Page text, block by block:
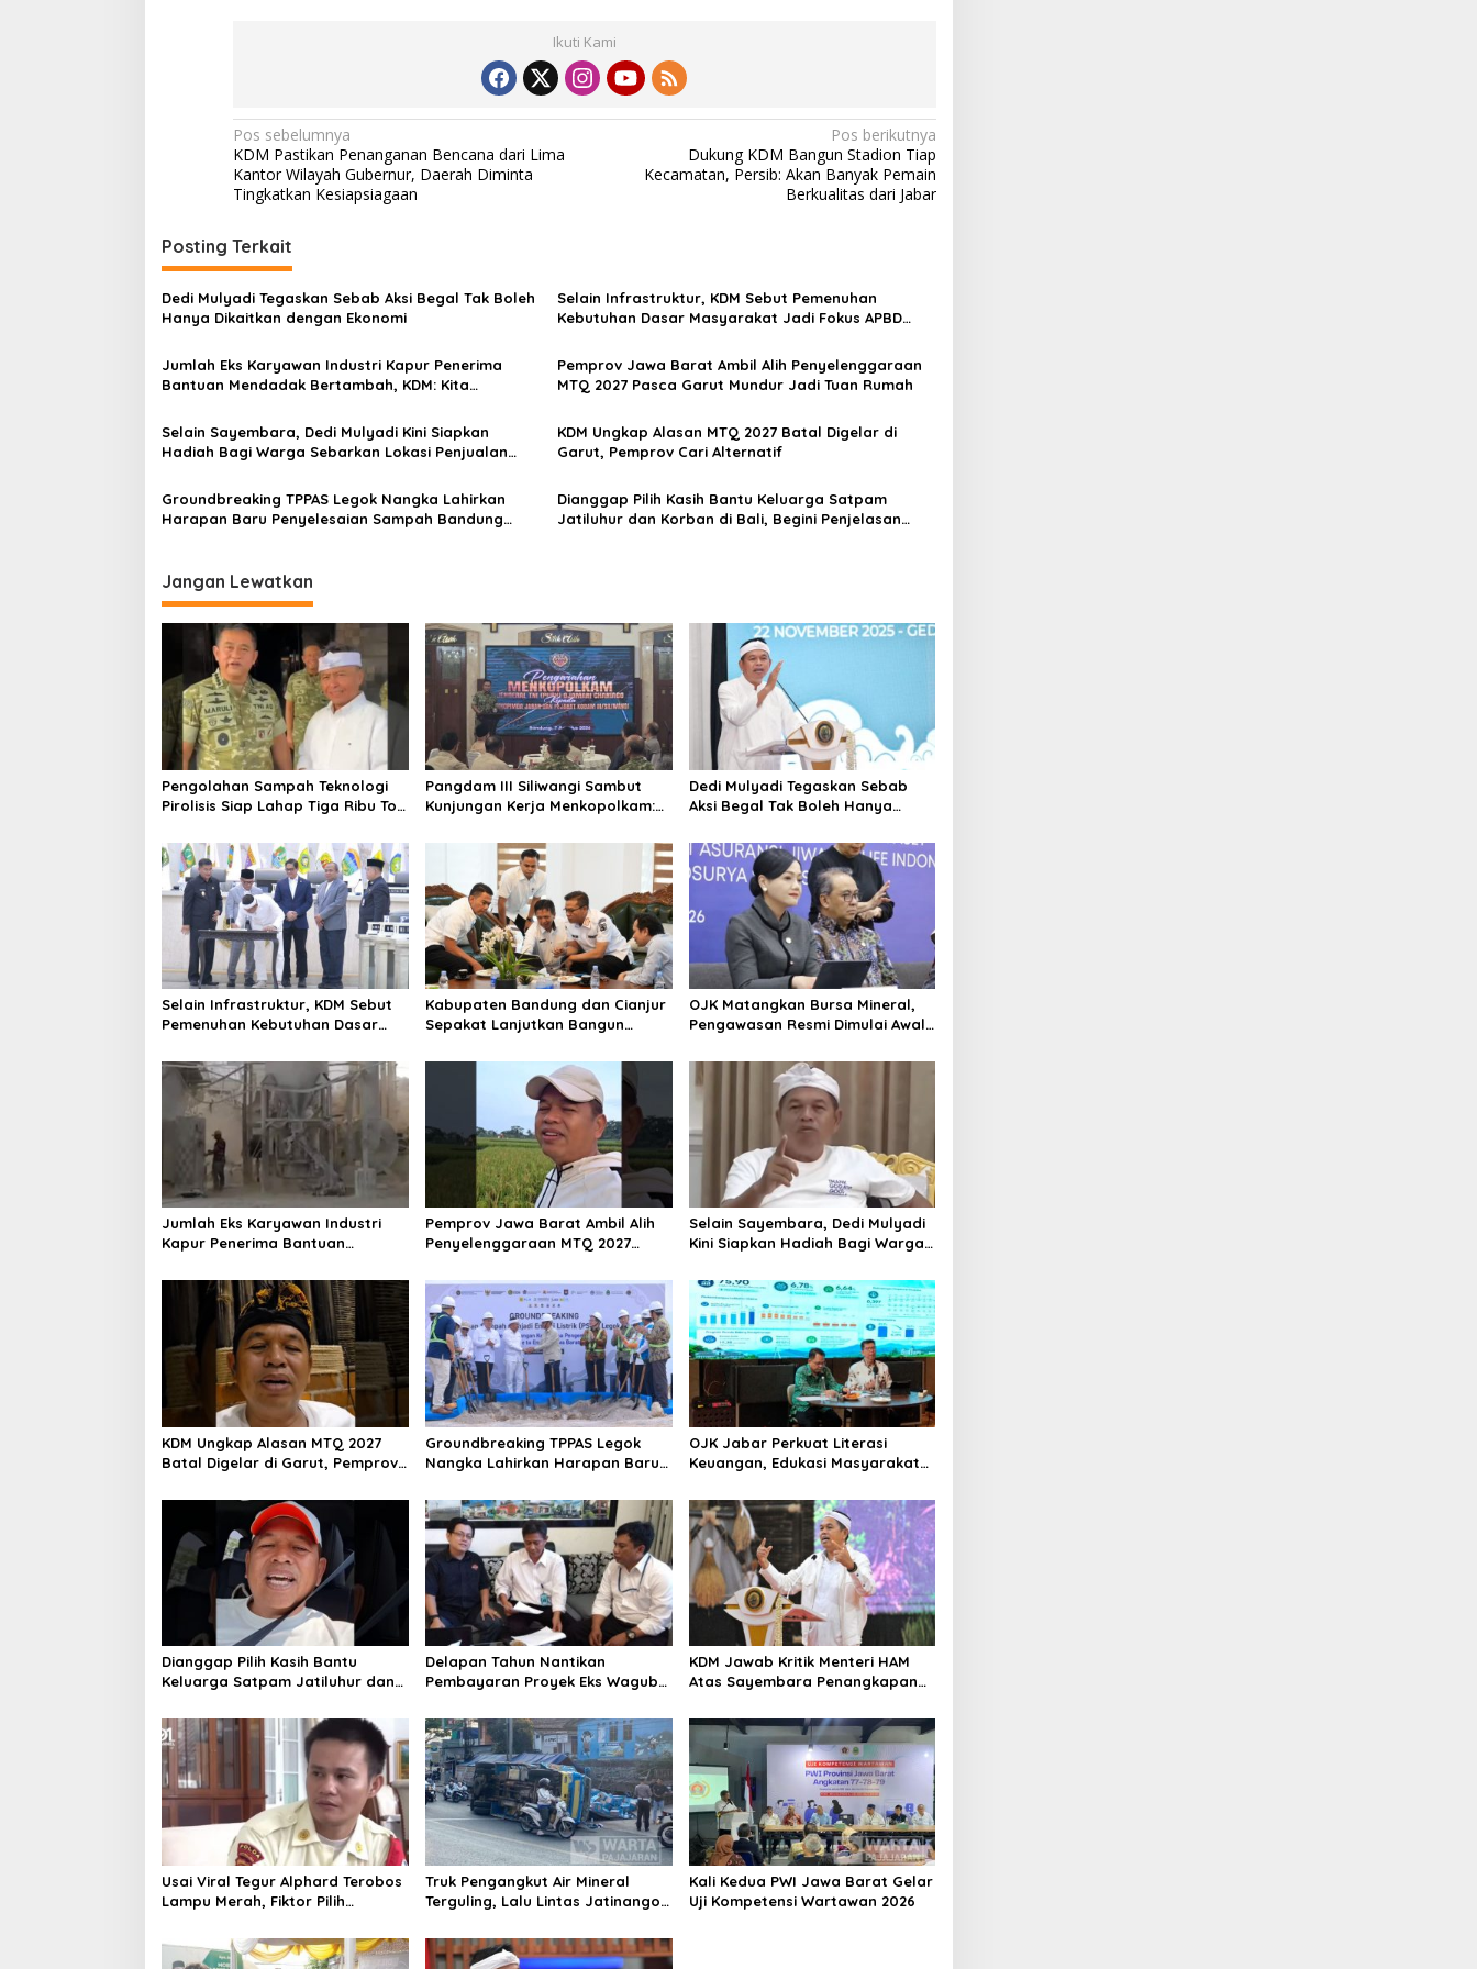
Ikuti Kami
N
a
v
i
g
a
s
i
p
s
Pos sebelumnya
KDM Pastikan Penanganan Bencana dari Lima
Kantor Wilayah Gubernur, Daerah Diminta
Tingkatkan Kesiapsiagaan
Pos berikutnya
Dukung KDM Bangun Stadion Tiap
Kecamatan, Persib: Akan Banyak Pemain
Berkualitas dari Jabar
Posting Terkait
Dedi Mulyadi Tegaskan Sebab Aksi Begal Tak Boleh
Hanya Dikaitkan dengan Ekonomi
Selain Infrastruktur, KDM Sebut Pemenuhan
Kebutuhan Dasar Masyarakat Jadi Fokus APBD
Jumlah Eks Karyawan Industri Kapur Penerima
Bantuan Mendadak Bertambah, KDM: Kita
Pemprov Jawa Barat Ambil Alih Penyelenggaraan
MTQ 2027 Pasca Garut Mundur Jadi Tuan Rumah
Selain Sayembara, Dedi Mulyadi Kini Siapkan
Hadiah Bagi Warga Sebarkan Lokasi Penjualan
KDM Ungkap Alasan MTQ 2027 Batal Digelar di
Garut, Pemprov Cari Alternatif
Groundbreaking TPPAS Legok Nangka Lahirkan
Harapan Baru Penyelesaian Sampah Bandung
Dianggap Pilih Kasih Bantu Keluarga Satpam
Jatiluhur dan Korban di Bali, Begini Penjelasan
Jangan Lewatkan
Pengolahan Sampah Teknologi
Pirolisis Siap Lahap Tiga Ribu Ton
Pangdam III Siliwangi Sambut
Kunjungan Kerja Menkopolkam:
Dedi Mulyadi Tegaskan Sebab
Aksi Begal Tak Boleh Hanya
Selain Infrastruktur, KDM Sebut
Pemenuhan Kebutuhan Dasar
Jabar 2027
Kabupaten Bandung dan Cianjur
Sepakat Lanjutkan Bangun
Pertumbuhan Ekonomi Daerah
OJK Matangkan Bursa Mineral,
Pengawasan Resmi Dimulai Awal
Jumlah Eks Karyawan Industri
Kapur Penerima Bantuan
Identifikasi
Pemprov Jawa Barat Ambil Alih
Penyelenggaraan MTQ 2027
Rumah
Selain Sayembara, Dedi Mulyadi
Kini Siapkan Hadiah Bagi Warga
Narkotika
KDM Ungkap Alasan MTQ 2027
Batal Digelar di Garut, Pemprov
Groundbreaking TPPAS Legok
Nangka Lahirkan Harapan Baru
Raya
OJK Jabar Perkuat Literasi
Keuangan, Edukasi Masyarakat
Dianggap Pilih Kasih Bantu
Keluarga Satpam Jatiluhur dan
Dedi Mulyadi
Delapan Tahun Nantikan
Pembayaran Proyek Eks Wagub
Akui Merugi 3,9 Miliar
KDM Jawab Kritik Menteri HAM
Atas Sayembara Penangkapan
Usai Viral Tegur Alphard Terobos
Lampu Merah, Fiktor Pilih
Gedung Sate
Truk Pengangkut Air Mineral
Terguling, Lalu Lintas Jatinangor
Kali Kedua PWI Jawa Barat Gelar
Uji Kompetensi Wartawan 2026